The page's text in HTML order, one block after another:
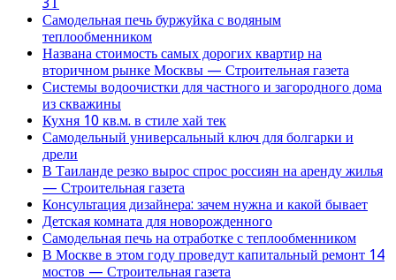
Самодельная печь буржуйка с водяным
теплообменником
Названа стоимость самых дорогих квартир на
вторичном рынке Москвы — Строительная газета
Системы водоочистки для частного и загородного дома
из скважины
Кухня 10 кв.м. в стиле хай тек
Самодельный универсальный ключ для болгарки и
дрели
В Таиланде резко вырос спрос россиян на аренду жилья
— Строительная газета
Консультация дизайнера: зачем нужна и какой бывает
Детская комната для новорожденного
Самодельная печь на отработке с теплообменником
В Москве в этом году проведут капитальный ремонт 14
мостов — Строительная газета